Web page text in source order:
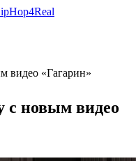
видео «Гагарин»
с новым видео